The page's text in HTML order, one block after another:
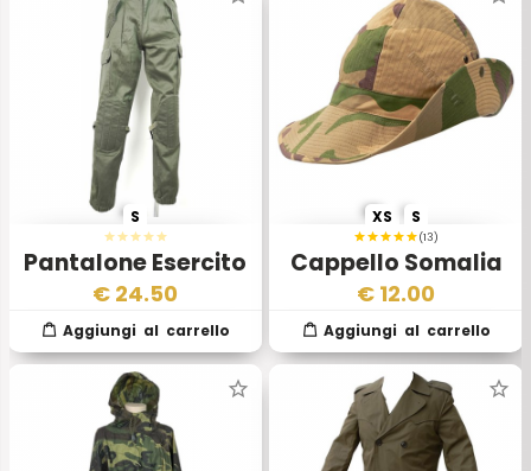
Pantalone Esercito
Italiano Mod 1991
S
€ 24.50
(13)
Cappello Somalia
XS S
€ 12.00